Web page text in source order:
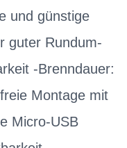
und günstige
guter Rundum-
-Brenndauer:
Montage mit
Micro-USB